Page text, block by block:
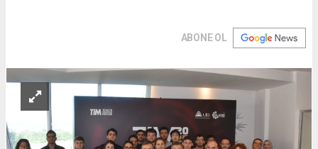
ABONE OL